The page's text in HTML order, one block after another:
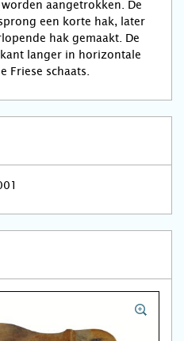
aangetrokken. De
een korte hak, later
hak gemaakt. De
langer in horizontale
Friese schaats.